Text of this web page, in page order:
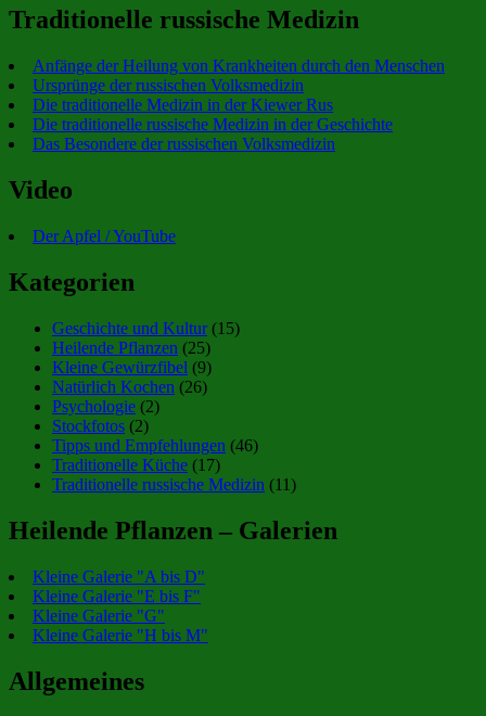
Traditionelle russische Medizin
Anfänge der Heilung von Krankheiten durch den Menschen
Ursprünge der russischen Volksmedizin
Die traditionelle Medizin in der Kiewer Rus
Die traditionelle russische Medizin in der Geschichte
Das Besondere der russischen Volksmedizin
Video
Der Apfel / YouTube
Kategorien
Geschichte und Kultur(15)
Heilende Pflanzen (25)
Kleine Gewürzfibel (9)
Natürlich Kochen (26)
Psychologie (2)
Stockfotos (2)
Tipps und Empfehlungen (46)
Traditionelle Küche (17)
Traditionelle russische Medizin (11)
Heilende Pflanzen – Galerien
Kleine Galerie "A bis D"
Kleine Galerie "E bis F"
Kleine Galerie "G"
Kleine Galerie "H bis M"
Allgemeines